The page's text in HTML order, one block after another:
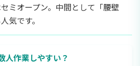
ミオープン。中間として「腰壁
気です。
人作業しやすい？